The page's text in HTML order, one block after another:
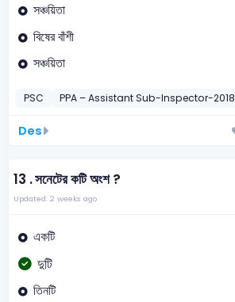
সঞ্চয়িতা
বিষের বাঁশী
সঞ্চয়িতা
PSC PPA – Assistant Sub-Inspector-2018
Des
13 .সনেটের কটি অংশ ?
Updated: 2 weeks ago
একটি
দুটি
তিনটি